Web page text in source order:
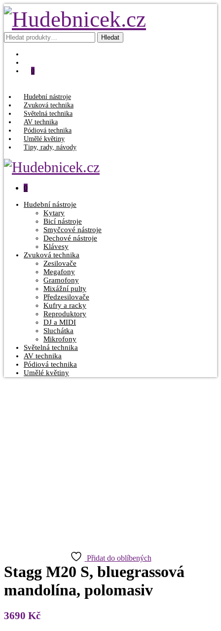
Hledat: Hledat
0
Hudební nástroje
Zvuková technika
Světelná technika
AV technika
Pódiová technika
Umělé květiny
Tipy, rady, návody
0
Hudební nástroje
Kytary
Bicí nástroje
Smyčcové nástroje
Dechové nástroje
Klávesy
Zvuková technika
Zesilovače
Megafony
Gramofony
Mixážní pulty
Předzesilovače
Kufry a racky
Reproduktory
DJ a MIDI
Sluchátka
Mikrofony
Světelná technika
AV technika
Pódiová technika
Umělé květiny
Přidat do oblíbených
Stagg M20 S, bluegrassová
mandolína, polomasiv
3690 Kč